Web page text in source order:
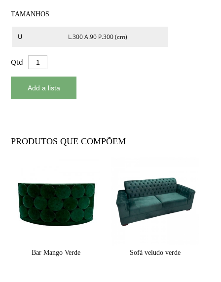
TAMANHOS
U L.300 A.90 P.300 (cm)
Qtd
PRODUTOS QUE COMPÕEM
Bar Mango Verde Sofá veludo verde